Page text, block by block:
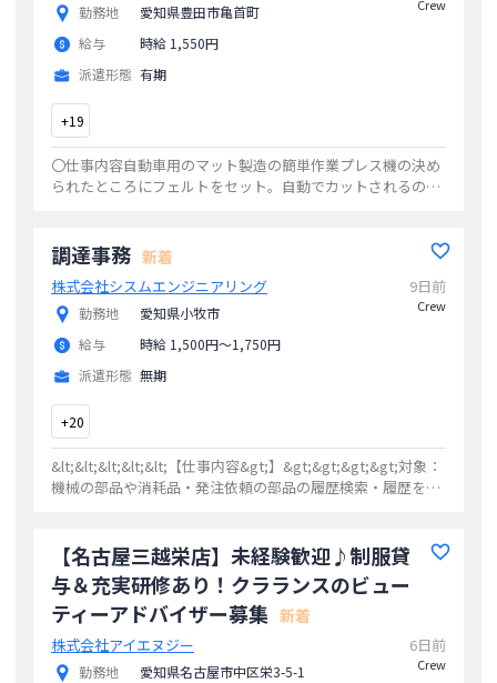
勤務地
愛知県豊田市亀首町
給与
時給 1,550円
派遣形態 有期
Crew
+19
〇仕事内容自動車用のマット製造の簡単作業プレス機の決め
られたところにフェルトをセット。自動でカットされるので
調達事務 新着
株式会社シスムエンジニアリング
勤務地
愛知県小牧市
給与
時給 1,500円〜1,750円
派遣形態 無期
9日前
Crew
+20
&lt;&lt;&lt;&lt;&lt;【仕事内容&gt;】&gt;&gt;&gt;&gt;対象：
機械の部品や消耗品・発注依頼の部品の履歴検索・履歴をも
【名古屋三越栄店】未経験歓迎♪制服貸
与＆充実研修あり！クラランスのビュー
ティーアドバイザー募集 新着
株式会社アイエヌジー
勤務地
愛知県名古屋市中区栄3-5-1
6日前
Crew